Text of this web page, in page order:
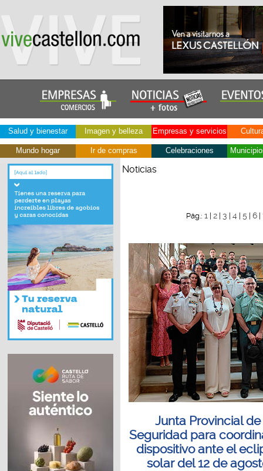
Salud y bienestar Imagen y belleza Empresas y servicios
Mundo hogar Ir de compras Celebraciones
Noticias
Pág.: 1| 2| 3 4| 5| 6|
Junta Provincial de
Seguridad para
dispositivo ante el
solar del 12 de